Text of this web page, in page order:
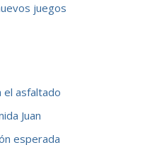
juegos
el asfaltado
Juan
esperada